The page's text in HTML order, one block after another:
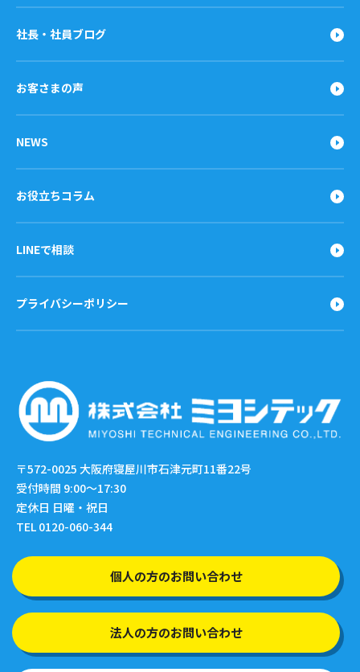
社長・社員ブログ
お客さまの声
NEWS
お役立ちコラム
LINEで相談
プライバシーポリシー
〒572-0025 大阪府寝屋川市石津元町11番22号
受付時間 9:00〜17:30
定休日 日曜・祝日
TEL 0120-060-344
個人の方のお問い合わせ
法人の方のお問い合わせ